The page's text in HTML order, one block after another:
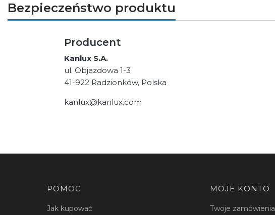
Bezpieczeństwo produktu
Producent
Kanlux S.A.
ul. Objazdowa 1-3
41-922 Radzionków, Polska
kanlux@kanlux.com
Linki w stopce
POMOC
Jak kupować
MOJE KONTO
Twoje zamówienia